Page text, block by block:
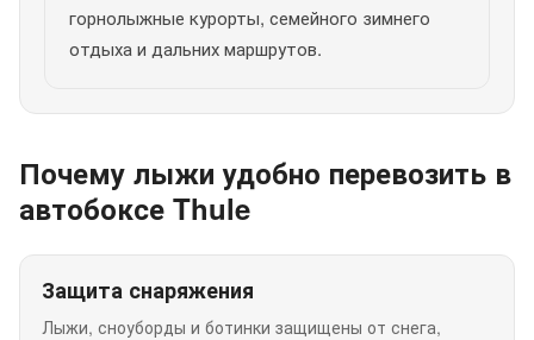
горнолыжные курорты, семейного зимнего
отдыха и дальних маршрутов.
Почему лыжи удобно перевозить в
автобоксе Thule
Защита снаряжения
Лыжи, сноуборды и ботинки защищены от снега,